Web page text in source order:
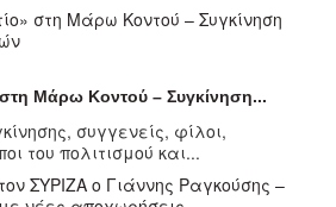
στη Μάρω Κοντού – Συγκίνηση...
συγγενείς, φίλοι,
του πολιτισμού και...